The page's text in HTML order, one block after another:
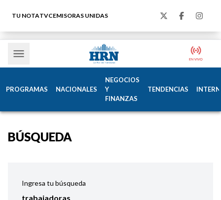
TU NOTATVCEMISORAS UNIDAS
PROGRAMAS NACIONALES
NEGOCIOS
Y
FINANZAS
TENDENCIAS
BÚSQUEDA
Ingresa tu búsqueda